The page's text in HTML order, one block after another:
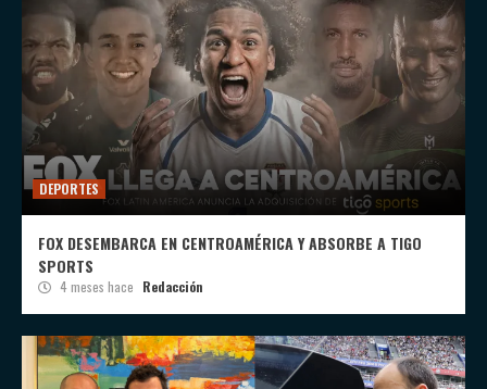
DEPORTES
FOX DESEMBARCA EN CENTROAMÉRICA Y ABSORBE A TIGO
SPORTS
4 meses hace Redacción